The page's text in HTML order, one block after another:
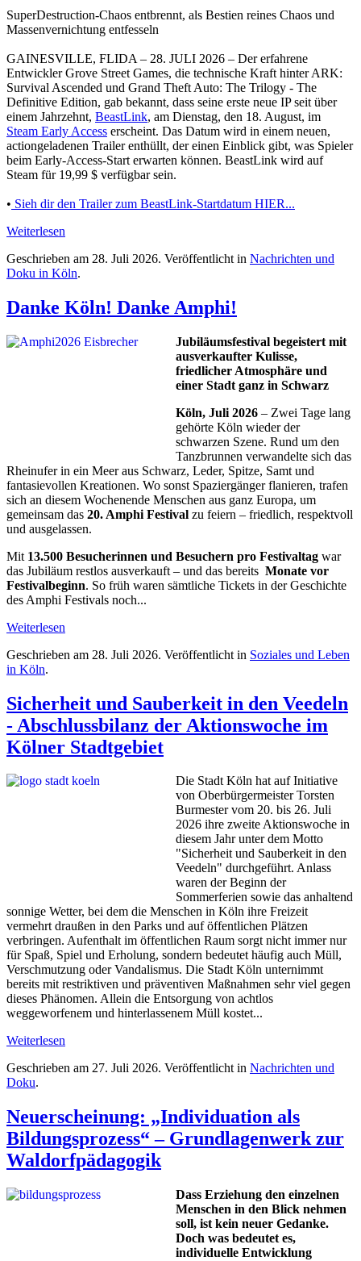
SuperDestruction-Chaos entbrennt, als Bestien reines Chaos und
Massenvernichtung entfesseln
GAINESVILLE, FLIDA – 28. JULI 2026 – Der erfahrene
Entwickler Grove Street Games, die technische Kraft hinter ARK:
Survival Ascended und Grand Theft Auto: The Trilogy - The
Definitive Edition, gab bekannt, dass seine erste neue IP seit über
einem Jahrzehnt, BeastLink, am Dienstag, den 18. August, im
Steam Early Access erscheint. Das Datum wird in einem neuen,
actiongeladenen Trailer enthüllt, der einen Einblick gibt, was Spieler
beim Early-Access-Start erwarten können. BeastLink wird auf
Steam für 19,99 $ verfügbar sein.
• Sieh dir den Trailer zum BeastLink-Startdatum HIER...
Weiterlesen
Geschrieben am 28. Juli 2026. Veröffentlicht in Nachrichten und
Doku in Köln.
Danke Köln! Danke Amphi!
Jubiläumsfestival begeistert mit
ausverkaufter Kulisse,
friedlicher Atmosphäre und
einer Stadt ganz in Schwarz
Köln, Juli 2026 – Zwei Tage lang
gehörte Köln wieder der
schwarzen Szene. Rund um den
Tanzbrunnen verwandelte sich das
Rheinufer in ein Meer aus Schwarz, Leder, Spitze, Samt und
fantasievollen Kreationen. Wo sonst Spaziergänger flanieren, trafen
sich an diesem Wochenende Menschen aus ganz Europa, um
gemeinsam das 20. Amphi Festival zu feiern – friedlich, respektvoll
und ausgelassen.
Mit 13.500 Besucherinnen und Besuchern pro Festivaltag war
das Jubiläum restlos ausverkauft – und das bereits Monate vor
Festivalbeginn. So früh waren sämtliche Tickets in der Geschichte
des Amphi Festivals noch...
Weiterlesen
Geschrieben am 28. Juli 2026. Veröffentlicht in Soziales und Leben
in Köln.
Sicherheit und Sauberkeit in den Veedeln
- Abschlussbilanz der Aktionswoche im
Kölner Stadtgebiet
Die Stadt Köln hat auf Initiative
von Oberbürgermeister Torsten
Burmester vom 20. bis 26. Juli
2026 ihre zweite Aktionswoche in
diesem Jahr unter dem Motto
"Sicherheit und Sauberkeit in den
Veedeln" durchgeführt. Anlass
waren der Beginn der
Sommerferien sowie das anhaltend
sonnige Wetter, bei dem die Menschen in Köln ihre Freizeit
vermehrt draußen in den Parks und auf öffentlichen Plätzen
verbringen. Aufenthalt im öffentlichen Raum sorgt nicht immer nur
für Spaß, Spiel und Erholung, sondern bedeutet häufig auch Müll,
Verschmutzung oder Vandalismus. Die Stadt Köln unternimmt
bereits mit restriktiven und präventiven Maßnahmen sehr viel gegen
dieses Phänomen. Allein die Entsorgung von achtlos
weggeworfenem und hinterlassenem Müll kostet...
Weiterlesen
Geschrieben am 27. Juli 2026. Veröffentlicht in Nachrichten und
Doku.
Neuerscheinung: „Individuation als
Bildungsprozess“ – Grundlagenwerk zur
Waldorfpädagogik
Dass Erziehung den einzelnen
Menschen in den Blick nehmen
soll, ist kein neuer Gedanke.
Doch was bedeutet es,
individuelle Entwicklung